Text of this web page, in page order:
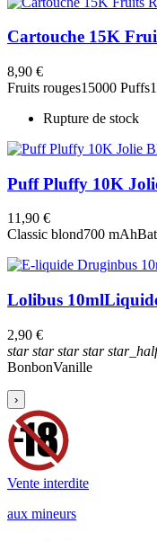
Cartouche 15K
8,90 €
Fruits rouges15000 Puffs
Rupture de stock
Puff Pluffy 10K
11,90 €
Classic blond700 mAh
Lolibus 10ml
2,90 €
starstarstarstarstar_half
BonbonVanille
›
Vente interdite
aux mineurs